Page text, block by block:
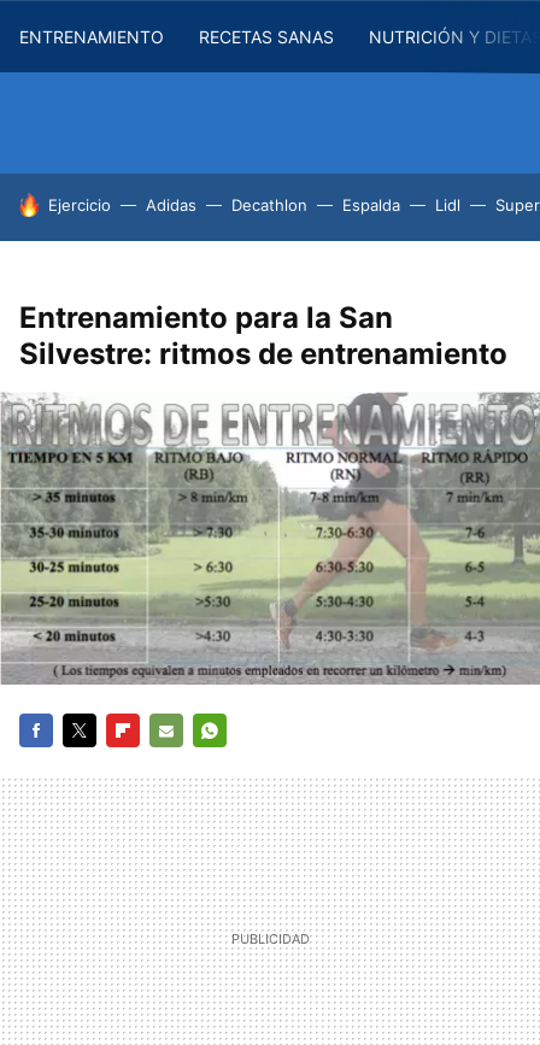
ENTRENAMIENTO RECETAS SANAS NUTRICIÓN Y
HOY SE HABLA DE
Ejercicio Adidas Decathlon Espalda Lidl
Entrenamiento para la San
Silvestre: ritmos de entrenamiento
MAIL